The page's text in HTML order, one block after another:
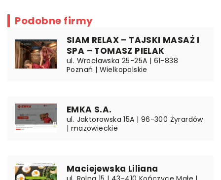
Podobne firmy
SIAM RELAX – TAJSKI MASAŻ I
SPA – TOMASZ PIELAK
ul. Wrocławska 25-25A | 61-838
Poznań | Wielkopolskie
EMKA S.A.
ul. Jaktorowska 15A | 96-300 Żyrardów
| mazowieckie
Maciejewska Liliana